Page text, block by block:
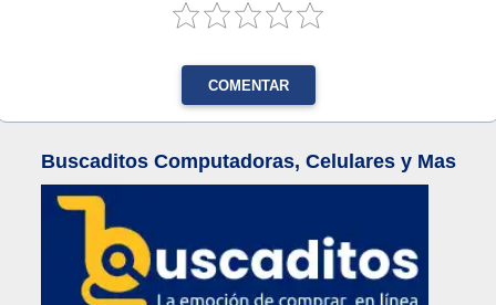
COMENTAR
Buscaditos Computadoras, Celulares y Mas